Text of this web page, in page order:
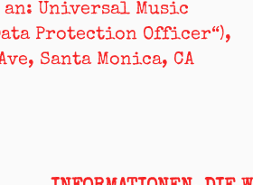
Universal Music
Protection Officer“),
Santa Monica, CA